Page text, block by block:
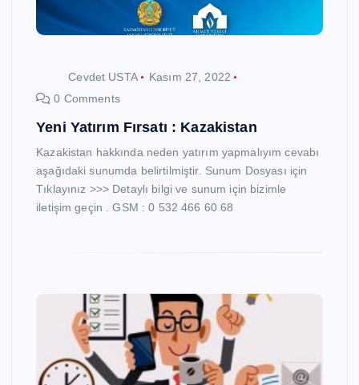
Cevdet USTA
Kasım 27, 2022
0 Comments
Yeni Yatırım Fırsatı : Kazakistan
Kazakistan hakkında neden yatırım yapmalıyım cevabı
aşağıdaki sunumda belirtilmiştir. Sunum Dosyası için
Tıklayınız >>> Detaylı bilgi ve sunum için bizimle
iletişim geçin . GSM : 0 532 466 60 68